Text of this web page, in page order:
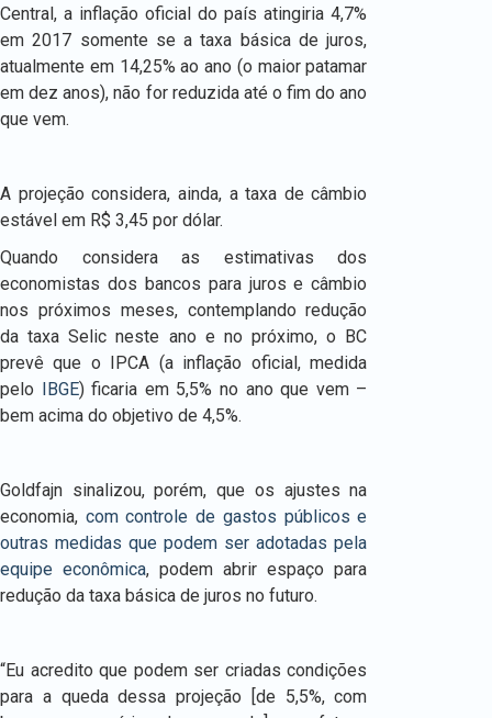
Central, a inflação oficial do país atingiria 4,7%
em 2017 somente se a taxa básica de juros,
atualmente em 14,25% ao ano (o maior patamar
em dez anos), não for reduzida até o fim do ano
que vem.
A projeção considera, ainda, a taxa de câmbio
estável em R$ 3,45 por dólar.
Quando considera as estimativas dos
economistas dos bancos para juros e câmbio
nos próximos meses, contemplando redução
da taxa Selic neste ano e no próximo, o BC
prevê que o IPCA (a inflação oficial, medida
pelo IBGE) ficaria em 5,5% no ano que vem –
bem acima do objetivo de 4,5%.
Goldfajn sinalizou, porém, que os ajustes na
economia, com controle de gastos públicos e
outras medidas que podem ser adotadas pela
equipe econômica, podem abrir espaço para
redução da taxa básica de juros no futuro.
“Eu acredito que podem ser criadas condições
para a queda dessa projeção [de 5,5%, com